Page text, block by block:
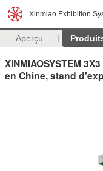
Xinmiao Exhibition
Aperçu
XINMIAOSYSTEM
en Chine, stand